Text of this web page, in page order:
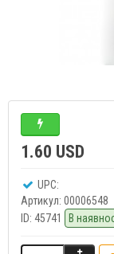
1.60 USD
UPC:
Артикул: 00006548
ID: 45741 В